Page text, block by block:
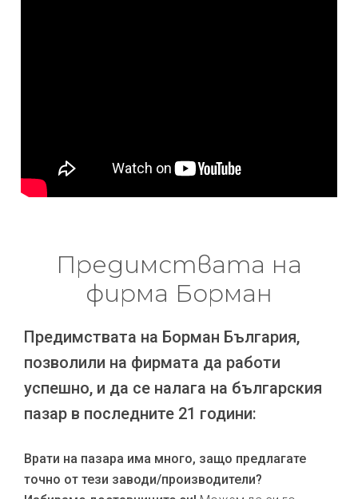
Предимствата на
фирма Борман
Предимствата на Борман България,
позволили на фирмата да работи
успешно, и да се налага на българския
пазар в последните 21 години:
Врати на пазара има много, защо предлагате
точно от тези заводи/производители?